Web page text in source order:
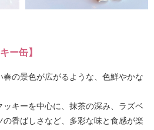
ー缶】
の景色が広がるような、色鮮やかな
キーを中心に、抹茶の深み、ラズベ
の香ばしさなど、多彩な味と食感が楽